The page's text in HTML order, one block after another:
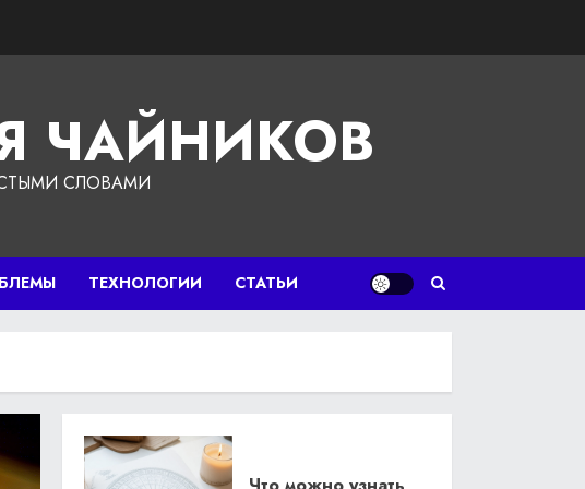
ЧАЙНИКОВ
СЛОВАМИ
ТЕХНОЛОГИИ СТАТЬИ